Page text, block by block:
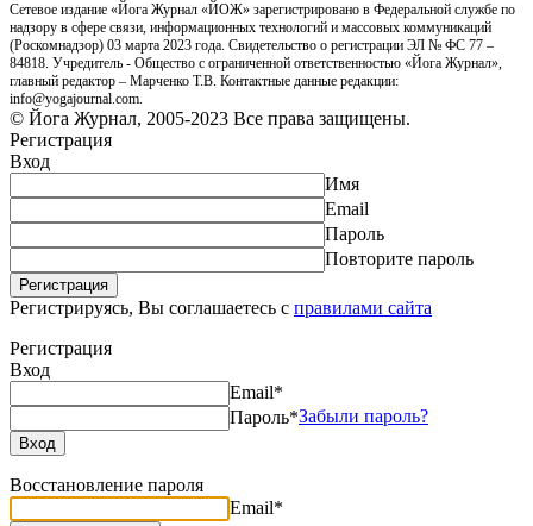
Сетевое издание «Йога Журнал «ЙОЖ» зарегистрировано в Федеральной службе по
надзору в сфере связи, информационных технологий и массовых коммуникаций
(Роскомнадзор) 03 марта 2023 года. Свидетельство о регистрации ЭЛ № ФС 77 –
84818. Учредитель - Общество с ограниченной ответственностью «Йога Журнал»,
главный редактор – Марченко Т.В. Контактные данные редакции:
info@yogajournal.com.
© Йога Журнал, 2005-2023 Все права защищены.
Регистрация
Вход
Имя
Email
Пароль
Повторите пароль
Регистрируясь, Вы соглашаетесь с правилами сайта
Регистрация
Вход
Email*
Пароль*Забыли пароль?
Восстановление пароля
Email*